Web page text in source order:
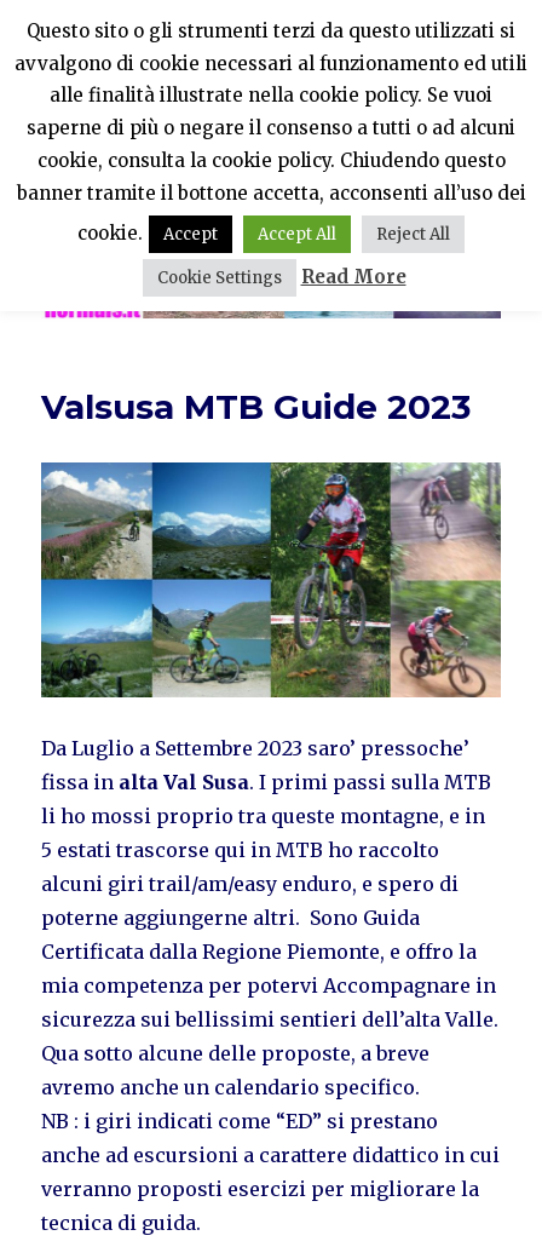
PercheNONEssereNormali?
MENU
Valsusa MTB Guide 2023
Da Luglio a Settembre 2023 saro’ pressoche’
fissa in alta Val Susa. I primi passi sulla MTB
li ho mossi proprio tra queste montagne, e in
5 estati trascorse qui in MTB ho raccolto
alcuni giri trail/am/easy enduro, e spero di
poterne aggiungerne altri. Sono Guida
Certificata dalla Regione Piemonte, e offro la
mia competenza per potervi Accompagnare in
sicurezza sui bellissimi sentieri dell’alta Valle.
Qua sotto alcune delle proposte, a breve
avremo anche un calendario specifico.
NB : i giri indicati come “ED” si prestano
anche ad escursioni a carattere didattico in cui
verranno proposti esercizi per migliorare la
tecnica di guida.
Questo sito o gli strumenti terzi da questo utilizzati si
avvalgono di cookie necessari al funzionamento ed utili
alle finalità illustrate nella cookie policy. Se vuoi
saperne di più o negare il consenso a tutti o ad alcuni
cookie, consulta la cookie policy. Chiudendo questo
banner tramite il bottone accetta, acconsenti all’uso dei
cookie.
Accept Accept All Reject All
Cookie Settings Read More